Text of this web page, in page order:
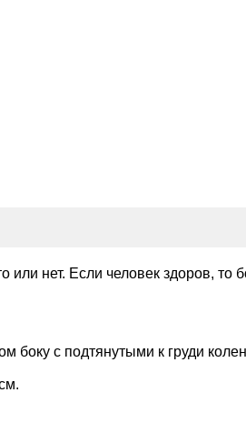
нет. Если человек здоров, то
боку с подтянутыми к груди